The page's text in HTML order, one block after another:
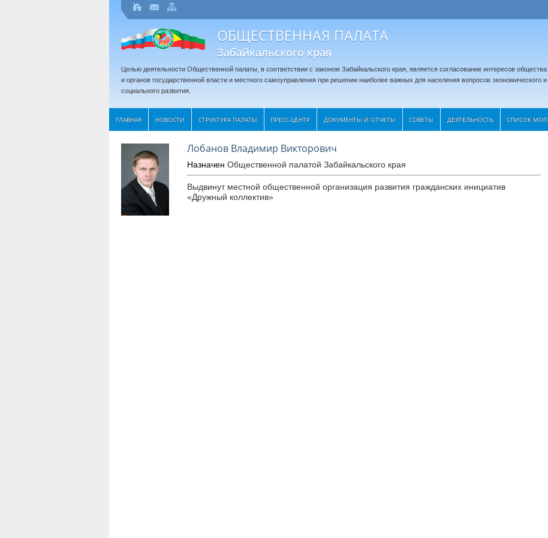
ОБЩЕСТВЕННАЯ ПАЛАТА
Забайкальского края
Целью деятельности Общественной палаты, в соответствии с законом Забайкальского края, является согласование интересов общества
и органов государственной власти и местного самоуправления при решении наиболее важных для населения вопросов экономического и
социального развития.
ГЛАВНАЯ НОВОСТИ СТРУКТУРА ПАЛАТЫ ПРЕСС-ЦЕНТР ДОКУМЕНТЫ И ОТЧЕТЫ CОВЕТЫ ДЕЯТЕЛЬНОСТЬ СПИСОК МОП
Лобанов Владимир Викторович
Назначен Общественной палатой Забайкальского края
Выдвинут местной общественной организация развития гражданских инициатив
«Дружный коллектив»